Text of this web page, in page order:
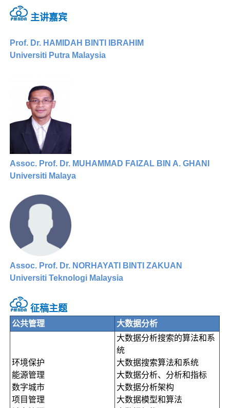
主讲嘉宾
Prof. Dr. HAMIDAH BINTI IBRAHIM
Universiti Putra Malaysia
Assoc. Prof. Dr. MUHAMMAD FAIZAL BIN A. GHANI
Universiti Malaya
Assoc. Prof. Dr. NORHAYATI BINTI ZAKUAN
Universiti Teknologi Malaysia
征稿主题
公共管理 大数据分析
环境保护
能源管理
数字城市
项目管理
大数据分析搜索的算法和系
统
大数据搜索算法和系统
大数据分析、分析和指标
大数据分析架构
大数据模型和算法